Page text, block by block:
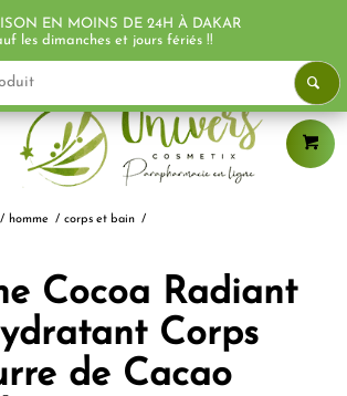
/ homme / corps et bain /
Cocoa Radiant
Corps
de Cacao
EN MOINS DE 24H À DAKAR
les dimanches et jours fériés !!